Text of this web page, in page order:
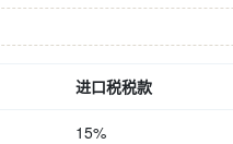
进口税税款
15%